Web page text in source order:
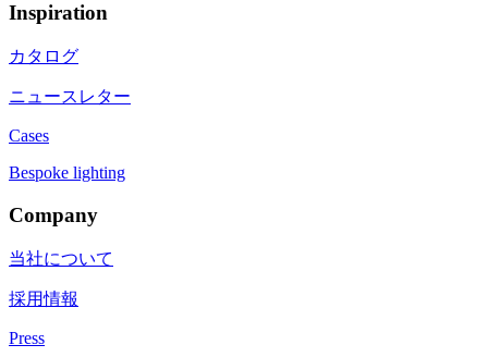
Inspiration
カタログ
ニュースレター
Cases
Bespoke lighting
Company
当社について
採用情報
Press